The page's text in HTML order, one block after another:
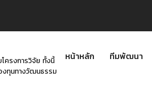
ครงการวิจัย ทั้งนี้
งทุนทางวัฒนธรรม
หน้าหลัก ทีมพัฒนา